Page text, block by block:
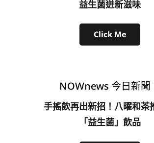
益生菌迸新滋味
Click Me
NOWnews 今日新聞
手搖飲再出新招！八曜和茶
「益生菌」飲品